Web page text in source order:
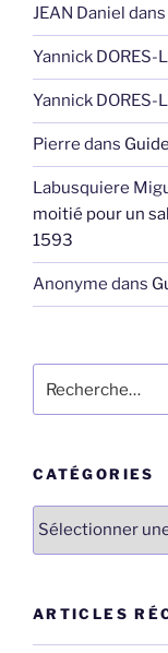
JEAN Daniel dans
Yannick DORES-
Yannick DORES-
Pierre dans
Labusquiere
moitié pour un
1593
Anonyme dans
pour
CATÉGORIES
ARTICLES